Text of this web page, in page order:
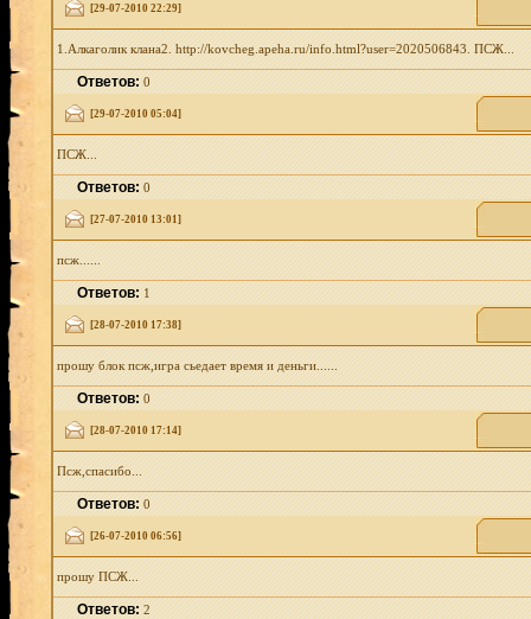
[29-07-2010 22:29]
1.Алкаголик клана2. http://kovcheg.apeha.ru/info.html?user=2020506843. ПСЖ...
Ответов:0
[29-07-2010 05:04]
ПСЖ...
Ответов:0
[27-07-2010 13:01]
псж......
Ответов:1
[28-07-2010 17:38]
прошу блок псж,игра сьедает время и деньги......
Ответов:0
[28-07-2010 17:14]
Псж,спасибо...
Ответов:0
[26-07-2010 06:56]
прошу ПСЖ...
Ответов:2